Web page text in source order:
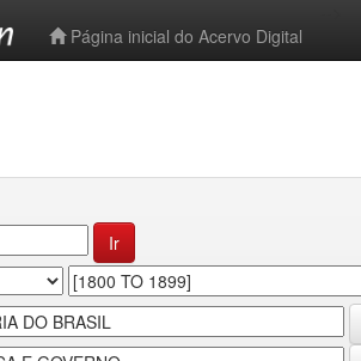
Página inicial do Acervo Digital